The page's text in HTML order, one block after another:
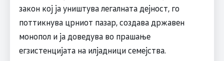
закон кој ја уништува легалната дејност, го
поттикнува црниот пазар, создава државен
монопол и ја доведува во прашање
егзистенцијата на илјадници семејства.